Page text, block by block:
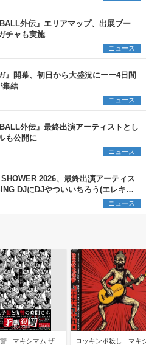
外伝』エリアマップ、出展ブー
チャも実施
ニュース
』開幕、初日から大盛況にーー4日間
集結
ニュース
外伝』最終出演アーティストとし
も公開に
ニュース
2026、最終出演アーティス
DJにDJやついいちろう(エレキコ
ニュース
- マキシマム ザ
ロッキンポ殺し - マキ